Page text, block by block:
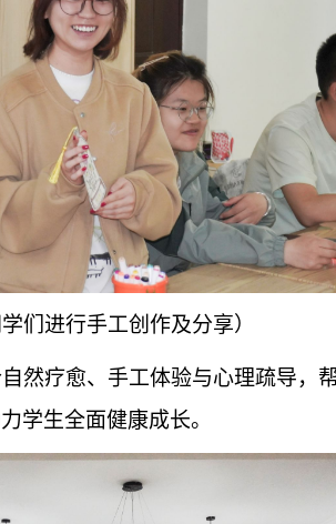
学们进行手工创作及分享）
然疗愈、手工体验与心理疏导，
学生全面健康成长。